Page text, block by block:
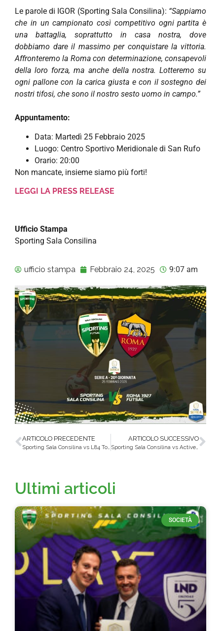
Le parole di IGOR (Sporting Sala Consilina): “Sappiamo
che in un campionato così competitivo ogni partita è
una battaglia, soprattutto in casa nostra, dove
dobbiamo dare il massimo per conquistare la vittoria.
Affronteremo la Roma con determinazione, consapevoli
della loro forza, ma anche della nostra. Lotteremo su
ogni pallone con la carica giusta e con il sostegno dei
nostri tifosi, che sono il nostro sesto uomo in campo.”
Appuntamento:
Data: Martedì 25 Febbraio 2025
Luogo: Centro Sportivo Meridionale di San Rufo
Orario: 20:00
Non mancate, insieme siamo più forti!
LEGGI LA PRESS RELEASE
Ufficio Stampa
Sporting Sala Consilina
ufficio stampa Febbraio 24, 2025 9:07 am
ARTICOLO PRECEDENTE
Sporting Sala Consilina vs L84 Torino, tutti al palasanrufo per una notte d’amore… per il futsal!
ARTICOLO SUCCESSIVO
Sporting Sala Consilina vs Active Network Futsal, scontro diretto per ripartire con grinta!
Ultimi articoli
SOCIETÀ